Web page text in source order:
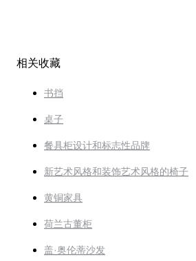
相关收藏
书挡
桌子
餐具柜设计和标志性品牌
新艺术风格和装饰艺术风格的椅子
黄铜家具
荷兰古董柜
盖·奥伦蒂沙发